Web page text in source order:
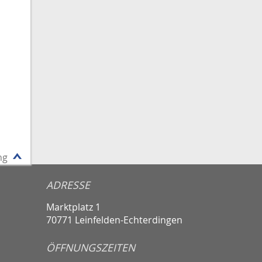
ADRESSE
Marktplatz 1
70771 Leinfelden-Echterdingen
ÖFFNUNGSZEITEN